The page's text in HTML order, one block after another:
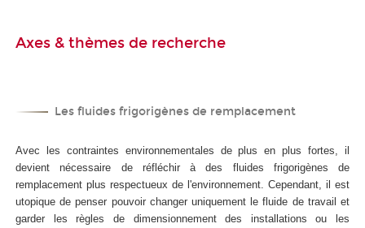
Axes & thèmes de recherche
Les fluides frigorigènes de remplacement
Avec les contraintes environnementales de plus en plus fortes, il
devient nécessaire de réfléchir à des fluides frigorigènes de
remplacement plus respectueux de l'environnement. Cependant, il est
utopique de penser pouvoir changer uniquement le fluide de travail et
garder les règles de dimensionnement des installations ou les